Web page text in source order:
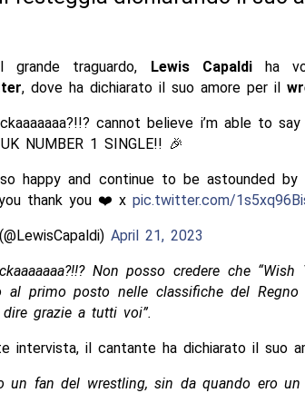
grande traguardo, Lewis Capaldiha
, dove ha dichiarato il suo amore per il
cannot believe i’m able to
NUMBER 1 SINGLE!! 🎉
happy and continue to be astounded by
thank you ❤️ x pic.twitter.com/
April 21, 2023
Non posso credere che
al primo posto nelle classifiche del Regno
grazie a tutti voi”.
intervista, il cantante ha dichiarato il suo
un fan del wrestling, sin da quando ero un